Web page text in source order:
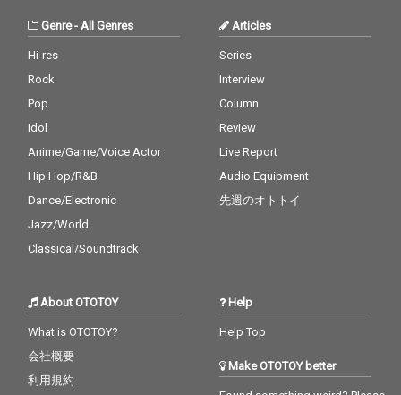
Genre- All Genres
Hi-res
Rock
Pop
Idol
Anime/Game/Voice Actor
Hip Hop/R&B
Dance/Electronic
Jazz/World
Classical/Soundtrack
Articles
Series
Interview
Column
Review
Live Report
Audio Equipment
先週のオトトイ
About OTOTOY
What is OTOTOY?
会社概要
利用規約
Help
Help Top
Make OTOTOY better